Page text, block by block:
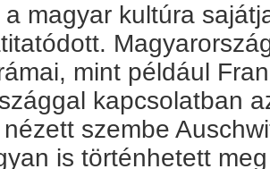
magyar kultúra
mint például
kapcsolatban
szembe
is történhetett